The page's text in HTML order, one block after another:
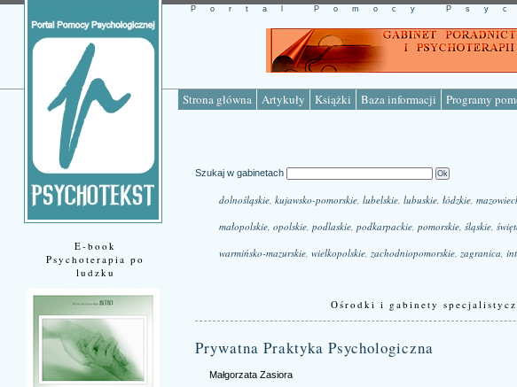
Strona główna Artykuły Książki Baza informacji Programy
Portal Pomocy
E-book
Psychoterapia po
ludzku
Szukaj w gabinetach
dolnośląskie, kujawsko-pomorskie, lubelskie, lubuskie, łódzkie,
małopolskie, opolskie, podlaskie, podkarpackie, pomorskie, śląskie,
warmińsko-mazurskie, wielkopolskie, zachodniopomorskie, zagranica,
Ośrodki i gabinety
Prywatna Praktyka Psychologiczna
Małgorzata Zasiora